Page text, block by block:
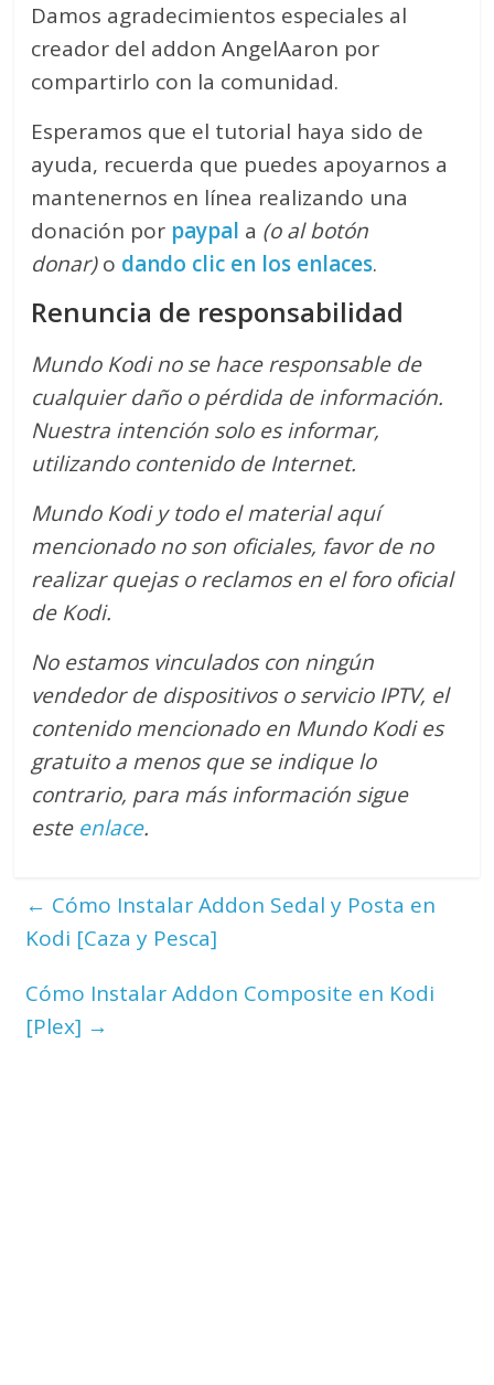
Damos agradecimientos especiales al
creador del addon AngelAaron por
compartirlo con la comunidad.
Esperamos que el tutorial haya sido de
ayuda, recuerda que puedes apoyarnos a
mantenernos en línea realizando una
donación por paypal a (o al botón
donar)o dando clic en los enlaces.
Renuncia de responsabilidad
Mundo Kodi no se hace responsable de
cualquier daño o pérdida de información.
Nuestra intención solo es informar,
utilizando contenido de Internet.
Mundo Kodi y todo el material aquí
mencionado no son oficiales, favor de no
realizar quejas o reclamos en el foro oficial
de Kodi.
No estamos vinculados con ningún
vendedor de dispositivos o servicio IPTV, el
contenido mencionado en Mundo Kodi es
gratuito a menos que se indique lo
contrario, para más información sigue
este enlace.
← Cómo Instalar Addon Sedal y Posta en
Kodi [Caza y Pesca]
Cómo Instalar Addon Composite en Kodi
[Plex] →